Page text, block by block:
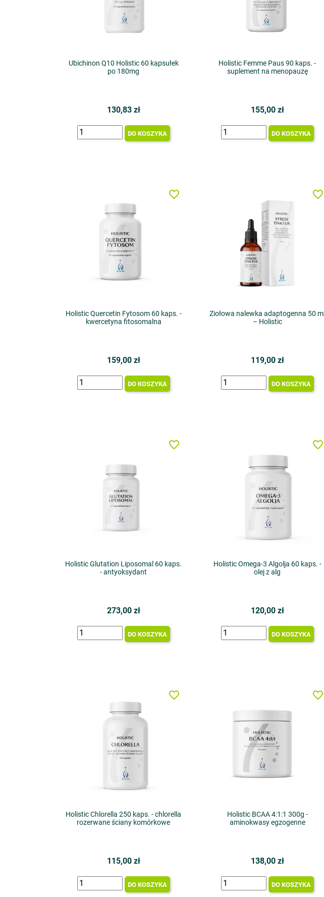
Ubichinon Q10 Holistic 60 kapsułek
po 180mg
130,83 zł
DO KOSZYKA
Holistic Femme Paus 90 kaps. -
suplement na menopauzę
155,00 zł
DO KOSZYKA
Holistic Quercetin Fytosom 60 kaps. -
kwercetyna fitosomalna
159,00 zł
DO KOSZYKA
favorite_border
Ziołowa nalewka adaptogenna 50 ml
– Holistic
119,00 zł
DO KOSZYKA
favorite_border
Holistic Glutation Liposomal 60 kaps.
- antyoksydant
273,00 zł
DO KOSZYKA
favorite_border
Holistic Omega-3 Algolja 60 kaps. -
olej z alg
120,00 zł
DO KOSZYKA
favorite_border
Holistic Chlorella 250 kaps. - chlorella
rozerwane ściany komórkowe
115,00 zł
DO KOSZYKA
favorite_border
Holistic BCAA 4:1:1 300g -
aminokwasy egzogenne
138,00 zł
DO KOSZYKA
favorite_border